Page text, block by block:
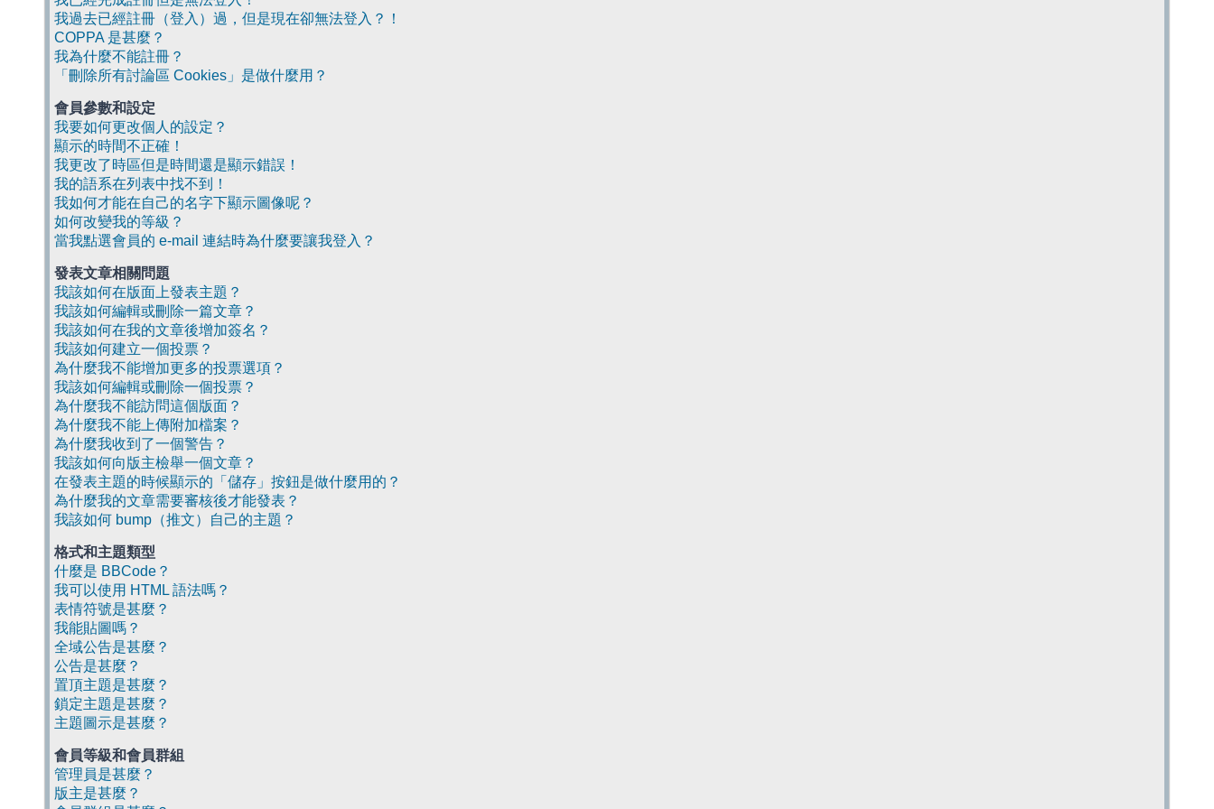
我過去已經註冊（登入）過，但是現在卻無法登入？！
COPPA 是甚麼？
我為什麼不能註冊？
「刪除所有討論區 Cookies」是做什麼用？
會員參數和設定
我要如何更改個人的設定？
顯示的時間不正確！
我更改了時區但是時間還是顯示錯誤！
我的語系在列表中找不到！
我如何才能在自己的名字下顯示圖像呢？
如何改變我的等級？
當我點選會員的 e-mail 連結時為什麼要讓我登入？
發表文章相關問題
我該如何在版面上發表主題？
我該如何編輯或刪除一篇文章？
我該如何在我的文章後增加簽名？
我該如何建立一個投票？
為什麼我不能增加更多的投票選項？
我該如何編輯或刪除一個投票？
為什麼我不能訪問這個版面？
為什麼我不能上傳附加檔案？
為什麼我收到了一個警告？
我該如何向版主檢舉一個文章？
在發表主題的時候顯示的「儲存」按鈕是做什麼用的？
為什麼我的文章需要審核後才能發表？
我該如何 bump（推文）自己的主題？
格式和主題類型
什麼是 BBCode？
我可以使用 HTML 語法嗎？
表情符號是甚麼？
我能貼圖嗎？
全域公告是甚麼？
公告是甚麼？
置頂主題是甚麼？
鎖定主題是甚麼？
主題圖示是甚麼？
會員等級和會員群組
管理員是甚麼？
版主是甚麼？